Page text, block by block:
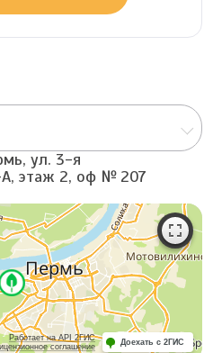
ул. 3-я
этаж 2, оф № 207
Работает на API 2ГИС
соглашение
Доехать с 2ГИС